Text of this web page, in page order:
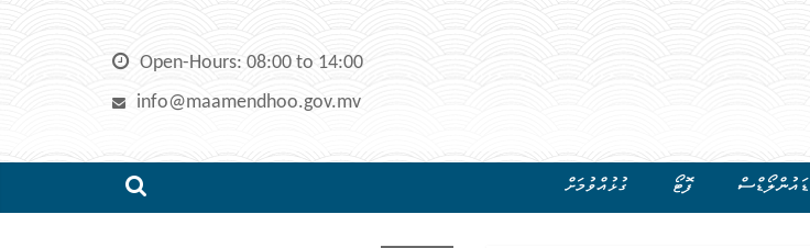
Skip
Open-Hours: 08:00 to 14:00
info@maamendhoo.gov.mv
ޑައުންލޯޑްސް ފޮޓޯ ގުޅުއްވުމަށް